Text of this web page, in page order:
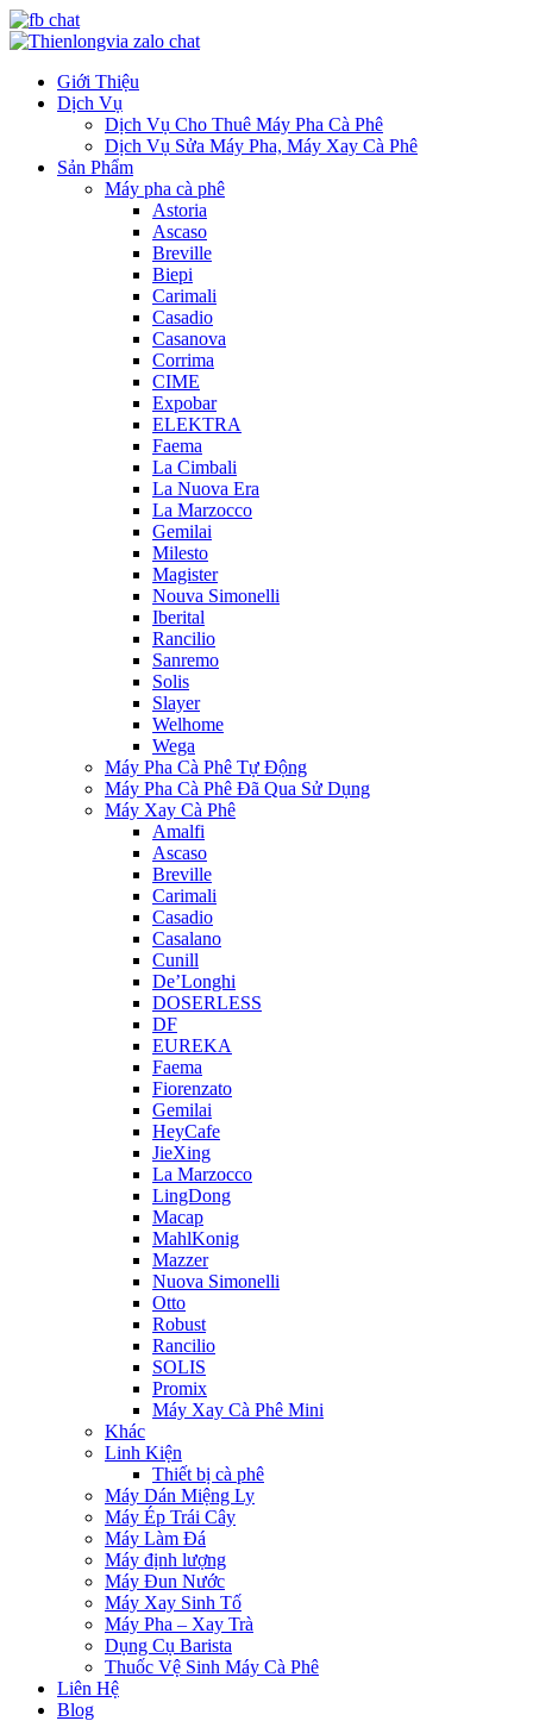
Giới Thiệu
Dịch Vụ
Dịch Vụ Cho Thuê Máy Pha Cà Phê
Dịch Vụ Sửa Máy Pha, Máy Xay Cà Phê
Sản Phẩm
Máy pha cà phê
Astoria
Ascaso
Breville
Biepi
Carimali
Casadio
Casanova
Corrima
CIME
Expobar
ELEKTRA
Faema
La Cimbali
La Nuova Era
La Marzocco
Gemilai
Milesto
Magister
Nouva Simonelli
Iberital
Rancilio
Sanremo
Solis
Slayer
Welhome
Wega
Máy Pha Cà Phê Tự Động
Máy Pha Cà Phê Đã Qua Sử Dụng
Máy Xay Cà Phê
Amalfi
Ascaso
Breville
Carimali
Casadio
Casalano
Cunill
De’Longhi
DOSERLESS
DF
EUREKA
Faema
Fiorenzato
Gemilai
HeyCafe
JieXing
La Marzocco
LingDong
Macap
MahlKonig
Mazzer
Nuova Simonelli
Otto
Robust
Rancilio
SOLIS
Promix
Máy Xay Cà Phê Mini
Khác
Linh Kiện
Thiết bị cà phê
Máy Dán Miệng Ly
Máy Ép Trái Cây
Máy Làm Đá
Máy định lượng
Máy Đun Nước
Máy Xay Sinh Tố
Máy Pha – Xay Trà
Dụng Cụ Barista
Thuốc Vệ Sinh Máy Cà Phê
Liên Hệ
Blog